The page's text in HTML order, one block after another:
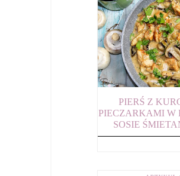
PIERŚ Z
PIECZARKAMI W
SOSIE